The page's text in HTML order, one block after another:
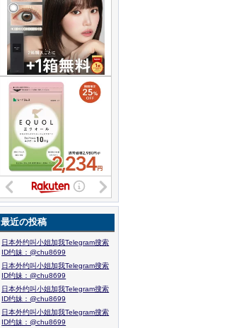
最近の投稿
日本外约叫小姐加我Telegram搜索
ID约妹：@chu8699
日本外约叫小姐加我Telegram搜索
ID约妹：@chu8699
日本外约叫小姐加我Telegram搜索
ID约妹：@chu8699
日本外约叫小姐加我Telegram搜索
ID约妹：@chu8699